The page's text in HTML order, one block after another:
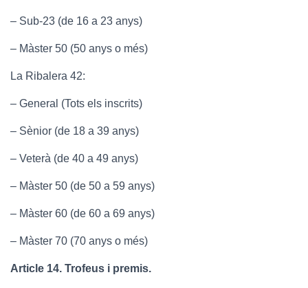
– Sub-23 (de 16 a 23 anys)
– Màster 50 (50 anys o més)
La Ribalera 42:
– General (Tots els inscrits)
– Sènior (de 18 a 39 anys)
– Veterà (de 40 a 49 anys)
– Màster 50 (de 50 a 59 anys)
– Màster 60 (de 60 a 69 anys)
– Màster 70 (70 anys o més)
Article 14. Trofeus i premis.